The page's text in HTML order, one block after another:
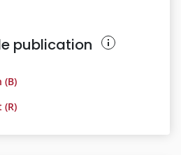
publication
(B)